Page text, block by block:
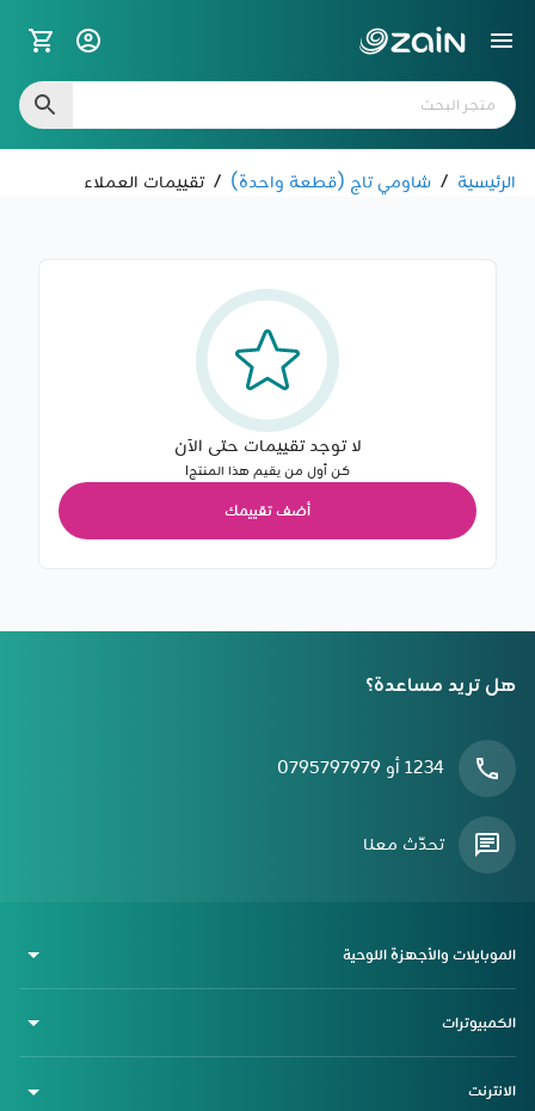
الرئيسية / شاومي تاج (قطعة واحدة) / تقييمات العملاء
لا توجد تقييمات حتى الآن
كن أول من يقيم هذا المنتج!
أضف تقييمك
هل تريد مساعدة؟
1234 أو 0795797979
تحدّث معنا
الموبايلات والأجهزة اللوحية
الكمبيوترات
الانترنت